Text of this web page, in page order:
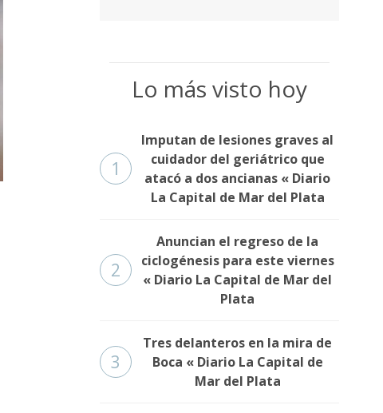
Lo más visto hoy
1
Imputan de lesiones graves al
cuidador del geriátrico que
atacó a dos ancianas « Diario
La Capital de Mar del Plata
2
Anuncian el regreso de la
ciclogénesis para este viernes
« Diario La Capital de Mar del
Plata
3
Tres delanteros en la mira de
Boca « Diario La Capital de
Mar del Plata